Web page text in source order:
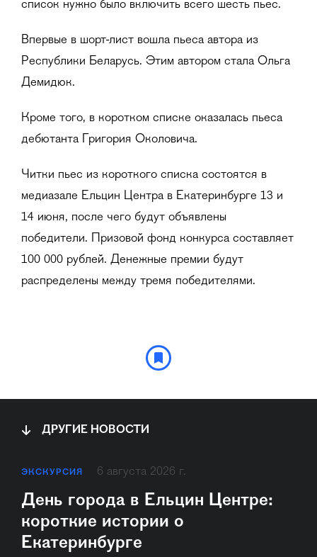
список нужно было включить всего шесть пьес.
Впервые в шорт-лист вошла пьеса автора из
Республики Беларусь. Этим автором стала Ольга
Демидюк.
Кроме того, в коротком списке оказалась пьеса
дебютанта Григория Околовича.
Читки пьес из короткого списка состоятся в
медиазале Ельцин Центра в Екатеринбурге 13 и
14 июня, после чего будут объявлены
победители. Призовой фонд конкурса составляет
100 000 рублей. Денежные премии будут
распределены между тремя победителями.
ДРУГИЕ НОВОСТИ
ЭКСКУРСИЯ 6 августа 2026 г.
День города в Ельцин Центре:
короткие истории о
Екатеринбурге